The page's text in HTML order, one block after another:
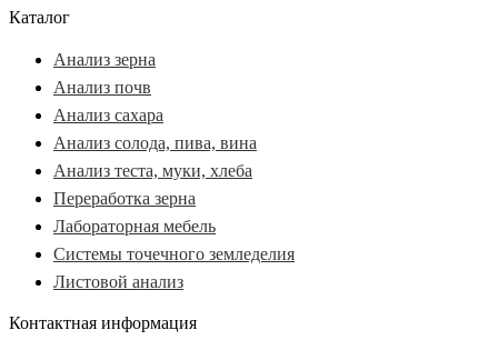
Каталог
Анализ зерна
Анализ почв
Анализ сахара
Анализ солода, пива, вина
Анализ теста, муки, хлеба
Переработка зерна
Лабораторная мебель
Системы точечного земледелия
Листовой анализ
Контактная информация